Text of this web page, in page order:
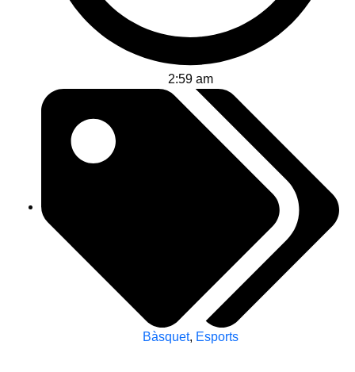
2:59 am
Bàsquet, Esports